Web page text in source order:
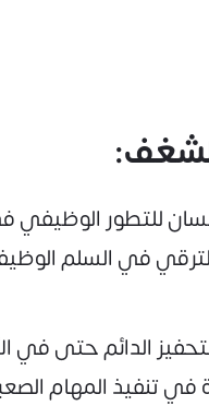
للتطور
في السلم
الدائم حتى في
في تنفيذ المهام